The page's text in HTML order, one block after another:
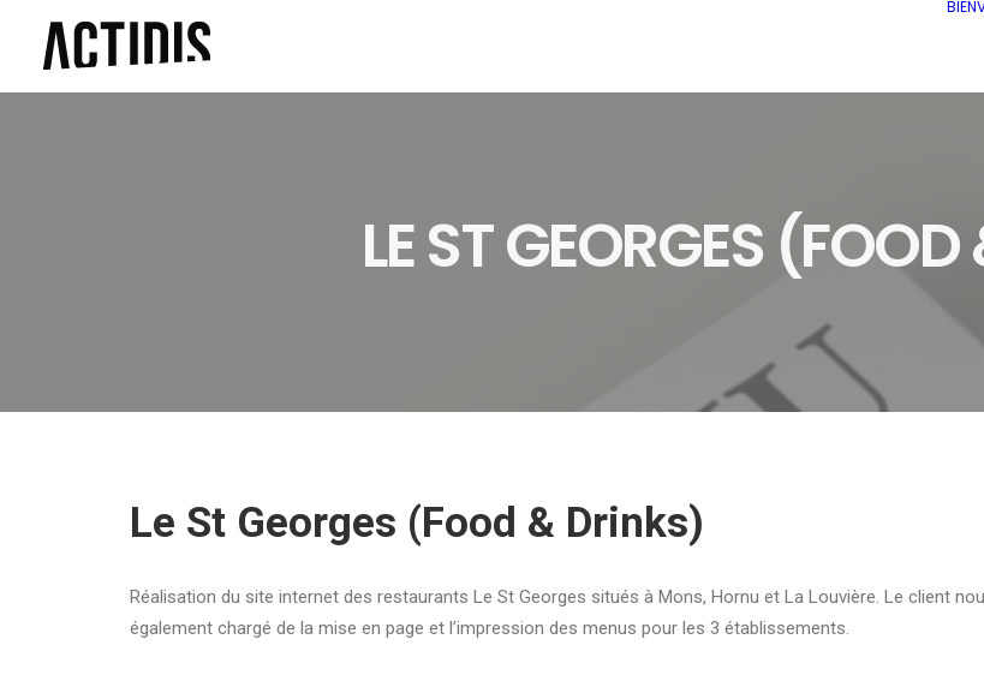
LE ST GEORGES
Le St Georges (Food & Drinks)
Réalisation du site internet des restaurants Le St Georges situés à Mons, Hornu et La Louvière. Le client
également chargé de la mise en page et l’impression des menus pour les 3 établissements.